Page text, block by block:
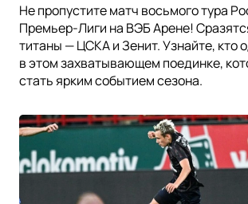
Не пропустите матч восьмого тура
Премьер-Лиги на ВЭБ Арене!
титаны — ЦСКА и Зенит. Узнайте, кто
в этом захватывающем поединке,
стать ярким событием сезона.